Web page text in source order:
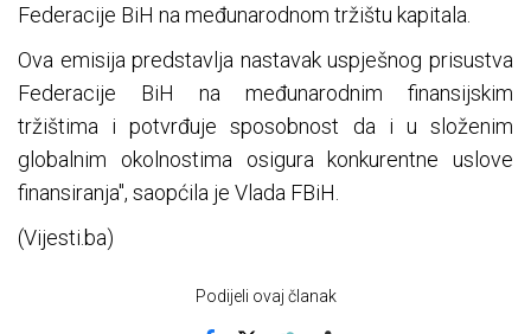
Federacije BiH na međunarodnom tržištu kapitala.
Ova emisija predstavlja nastavak uspješnog prisustva
Federacije BiH na međunarodnim finansijskim
tržištima i potvrđuje sposobnost da i u složenim
globalnim okolnostima osigura konkurentne uslove
finansiranja", saopćila je Vlada FBiH.
(Vijesti.ba)
Podijeli ovaj članak